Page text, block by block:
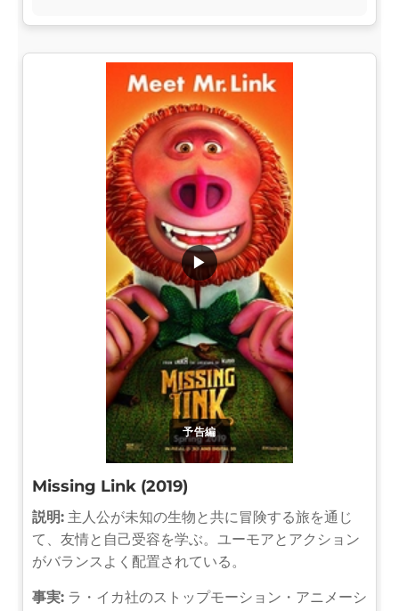
予告編
▶
Missing Link (2019)
説明: 主人公が未知の生物と共に冒険する旅を通じ
て、友情と自己受容を学ぶ。ユーモアとアクション
がバランスよく配置されている。
事実: ラ・イカ社のストップモーション・アニメーシ